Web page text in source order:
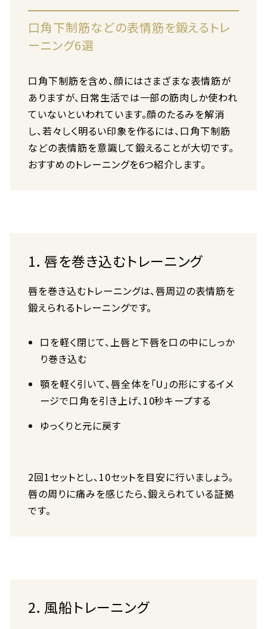
口角下制筋などの表情筋を鍛えるトレ
ーニング6選
口角下制筋を含め、顔にはさまざまな表情筋が
ありますが、日常生活では一部の筋肉しか使われ
ていないといわれています。顔のたるみを解消
し、若々しく明るい印象を作るには、口角下制筋
などの表情筋を意識して鍛えることが大切です。
おすすめのトレーニングを6つ紹介します。
1．唇を巻き込むトレーニング
唇を巻き込むトレーニングは、唇周辺の表情筋を
鍛えられるトレーニングです。
口を軽く閉じて、上唇と下唇を口の中にしっか
り巻き込む
顎を軽く引いて、唇全体を「U」の形にするイメ
ージで口角を引き上げ、10秒キープする
ゆっくりと元に戻す
2回1セットとし、10セットを目安に行いましょう。
唇の周りに痛みを感じたら、鍛えられている証拠
です。
2．風船トレーニング